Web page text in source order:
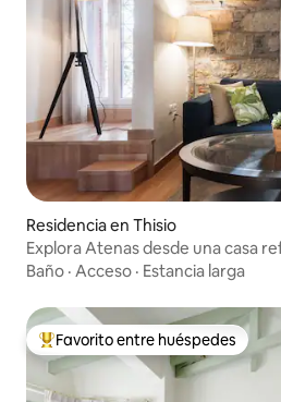
Residencia en Thisio
Explora Atenas desde una casa
Baño · Acceso · Estancia larga
De los mejores en Favorito entre
Favorito entre huéspedes